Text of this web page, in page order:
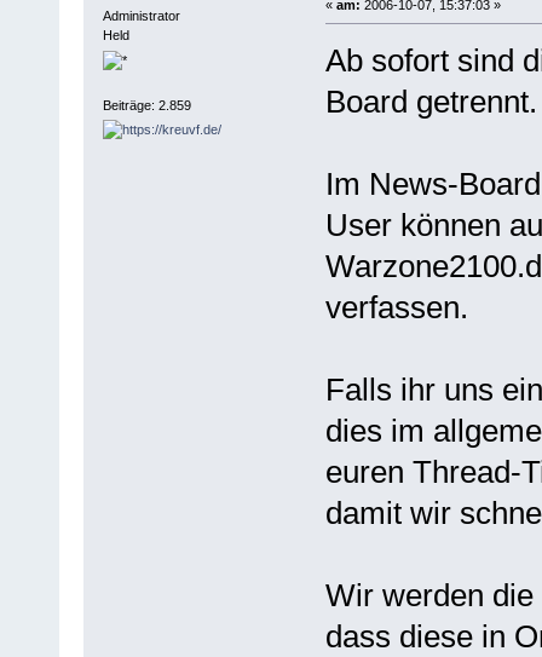
Administrator
Held
Beiträge: 2.859
« am: 2006-10-07, 15:37:03 »
Ab sofort sind
Board getrennt.
Im News-
User können
verfassen.
Falls ihr uns
dies im
euren Thread-
damit wir
Wir werden
dass diese in